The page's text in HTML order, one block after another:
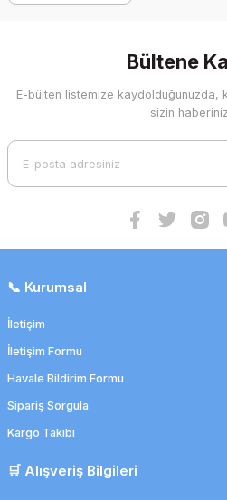
Bültene
E-bülten listemize kaydolduğunuzda,
sizin
📞 Kurumsal
İletişim
İletişim Formu
Havale Bildirim Formu
Sipariş Sorgula
Kargo Takibi
🛒 Alışveriş Bilgileri